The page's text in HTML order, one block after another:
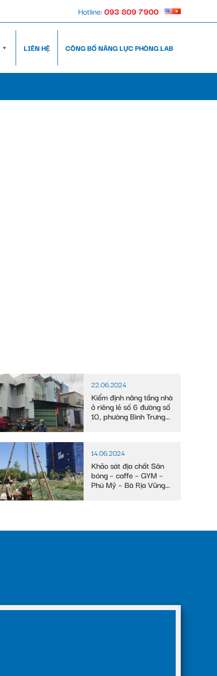
Hotline:093 809 7900
LIÊN HỆ CÔNG BỐ NĂNG LỰC PHÒNG LAB
22.06.2024
Kiểm định nâng tầng nhà
ở riêng lẻ số 6 đường số
10, phường Bình Trưng
14.06.2024
Khảo sát địa chất Sân
bóng – caffe – GYM –
Phú Mỹ – Bà Rịa Vũng